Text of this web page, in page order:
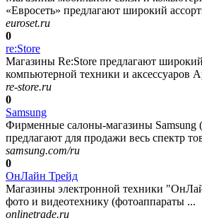
«Евросеть» предлагают широкий
euroset.ru
0
re:Store
Магазины Re:Store предлагают
компьютерной техники и аксессуаров
re-store.ru
0
Samsung
Фирменные салоны-магазины Samsung
предлагают для продажи весь спектр
samsung.com/ru
0
ОнЛайн Трейд
Магазины электронной техники
фото и видеотехнику (фотоаппараты ...
onlinetrade.ru